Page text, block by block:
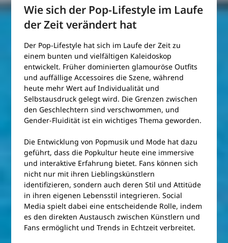
Wie sich der Pop-Lifestyle im Laufe
der Zeit verändert hat
Der Pop-Lifestyle hat sich im Laufe der Zeit zu
einem bunten und vielfältigen Kaleidoskop
entwickelt. Früher dominierten glamouröse Outfits
und auffällige Accessoires die Szene, während
heute mehr Wert auf Individualität und
Selbstausdruck gelegt wird. Die Grenzen zwischen
den Geschlechtern sind verschwommen, und
Gender-Fluidität ist ein wichtiges Thema geworden.
Die Entwicklung von Popmusik und Mode hat dazu
geführt, dass die Popkultur heute eine immersive
und interaktive Erfahrung bietet. Fans können sich
nicht nur mit ihren Lieblingskünstlern
identifizieren, sondern auch deren Stil und Attitüde
in ihren eigenen Lebensstil integrieren. Social
Media spielt dabei eine entscheidende Rolle, indem
es den direkten Austausch zwischen Künstlern und
Fans ermöglicht und Trends in Echtzeit verbreitet.